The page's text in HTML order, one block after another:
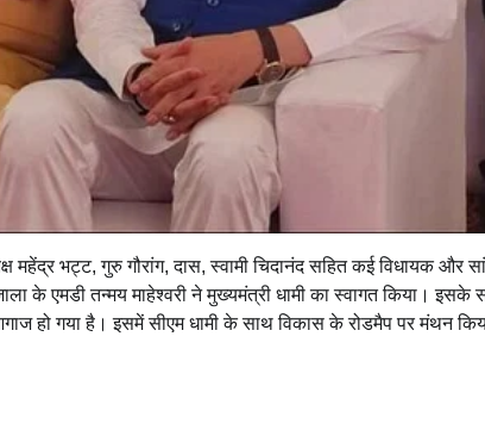
महेंद्र भट्ट, गुरु गौरांग, दास, स्वामी चिदानंद सहित कई विधायक और
के एमडी तन्मय माहेश्वरी ने मुख्यमंत्री धामी का स्वागत किया। इसके
हो गया है। इसमें सीएम धामी के साथ विकास के रोडमैप पर मंथन